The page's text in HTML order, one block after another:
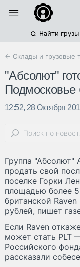
Найти грузы
← Склады и грузовые
"Абсолют"
Подмосковье
12:52, 28 Октября
Группа "Абсолют"
продать свой
поселке Горки
площадью более
британской
рублей, пишет
Если Raven
может стать PLT
Российского
рассказали